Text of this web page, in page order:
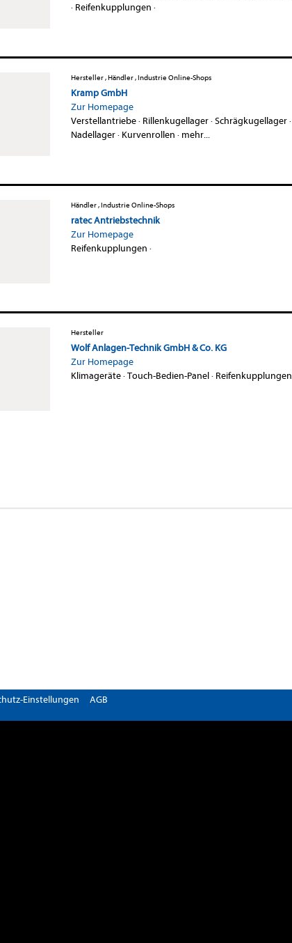
· Reifenkupplungen ·
Hersteller , Händler , Industrie Online-Shops
Kramp GmbH
Zur Homepage
Verstellantriebe· Rillenkugellager·Schrägkugellager·
Nadellager· Kurvenrollen · mehr...
Händler , Industrie Online-Shops
ratec Antriebstechnik
Zur Homepage
Reifenkupplungen ·
Hersteller
Wolf Anlagen-Technik GmbH & Co. KG
Zur Homepage
Klimageräte·Touch-Bedien-Panel· Reifenkupplungen
Einstellungen AGB